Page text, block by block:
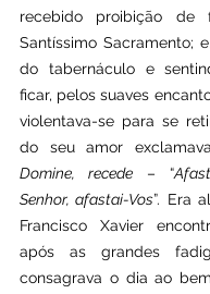
recebido proibição de
Santíssimo Sacramento;
do tabernáculo e
ficar, pelos suaves
violentava-se para se
do seu amor
Domine, recede – “
Senhor, afastai-Vos”. Era
Francisco Xavier
após as grandes
consagrava o dia ao